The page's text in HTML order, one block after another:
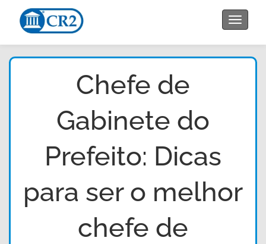
Toggle
Chefe de
Gabinete do
Prefeito: Dicas
para ser o melhor
chefe de